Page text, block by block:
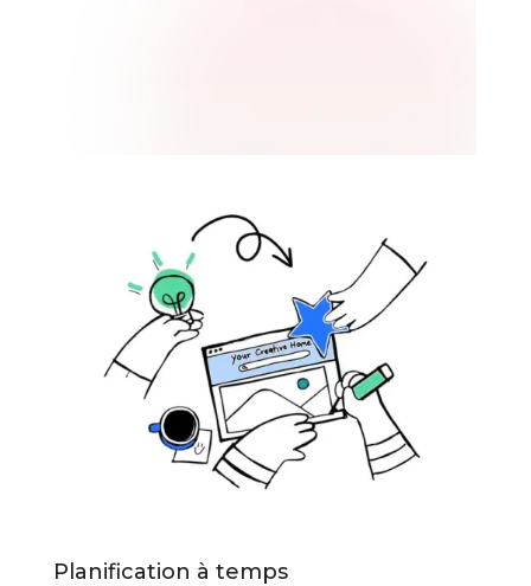
Planification à temps